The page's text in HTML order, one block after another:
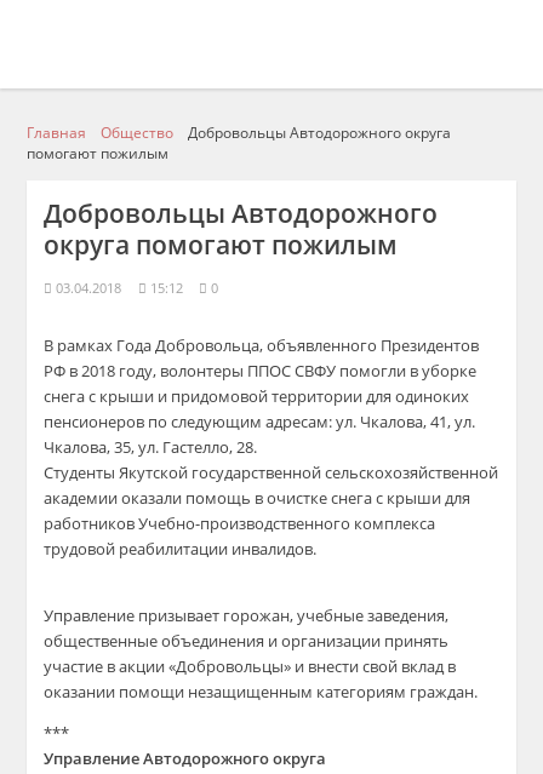
Главная Общество
Добровольцы Автодорожного округа
помогают пожилым
Добровольцы Автодорожного
округа помогают пожилым
03.04.2018 15:12 0
В рамках Года Добровольца, объявленного Президентов
РФ в 2018 году, волонтеры ППОС СВФУ помогли в уборке
снега с крыши и придомовой территории для одиноких
пенсионеров по следующим адресам: ул. Чкалова, 41, ул.
Чкалова, 35, ул. Гастелло, 28.
​Студенты Якутской государственной сельскохозяйственной
академии оказали помощь в очистке снега с крыши для
работников Учебно-производственного комплекса
трудовой реабилитации инвалидов.
​Управление призывает горожан, учебные заведения,
общественные объединения и организации принять
участие в акции «Добровольцы» и внести свой вклад в
оказании помощи незащищенным категориям граждан.
***
Управление Автодорожного округа